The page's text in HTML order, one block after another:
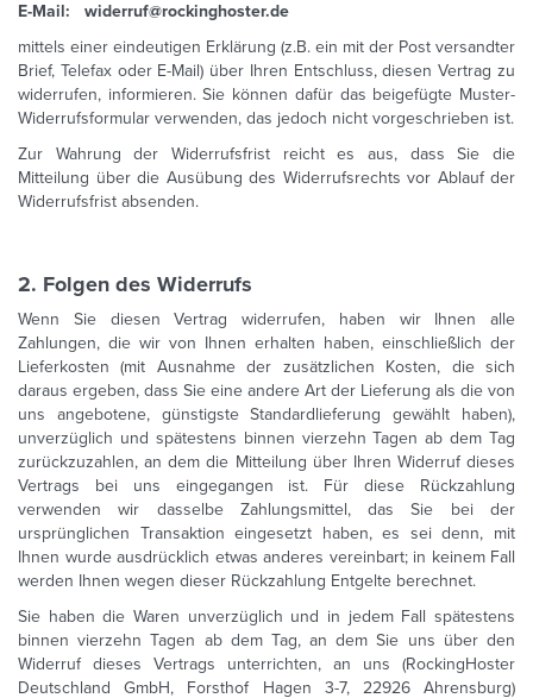
E-Mail: widerruf@rockinghoster.de
mittels einer eindeutigen Erklärung (z.B. ein mit der Post versandter
Brief, Telefax oder E-Mail) über Ihren Entschluss, diesen Vertrag zu
widerrufen, informieren. Sie können dafür das beigefügte Muster-
Widerrufsformular verwenden, das jedoch nicht vorgeschrieben ist.
Zur Wahrung der Widerrufsfrist reicht es aus, dass Sie die
Mitteilung über die Ausübung des Widerrufsrechts vor Ablauf der
Widerrufsfrist absenden.
2. Folgen des Widerrufs
Wenn Sie diesen Vertrag widerrufen, haben wir Ihnen alle
Zahlungen, die wir von Ihnen erhalten haben, einschließlich der
Lieferkosten (mit Ausnahme der zusätzlichen Kosten, die sich
daraus ergeben, dass Sie eine andere Art der Lieferung als die von
uns angebotene, günstigste Standardlieferung gewählt haben),
unverzüglich und spätestens binnen vierzehn Tagen ab dem Tag
zurückzuzahlen, an dem die Mitteilung über Ihren Widerruf dieses
Vertrags bei uns eingegangen ist. Für diese Rückzahlung
verwenden wir dasselbe Zahlungsmittel, das Sie bei der
ursprünglichen Transaktion eingesetzt haben, es sei denn, mit
Ihnen wurde ausdrücklich etwas anderes vereinbart; in keinem Fall
werden Ihnen wegen dieser Rückzahlung Entgelte berechnet.
Sie haben die Waren unverzüglich und in jedem Fall spätestens
binnen vierzehn Tagen ab dem Tag, an dem Sie uns über den
Widerruf dieses Vertrags unterrichten, an uns (RockingHoster
Deutschland GmbH, Forsthof Hagen 3-7, 22926 Ahrensburg)